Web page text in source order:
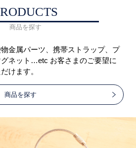
商品を探す
金属パーツ、携帯ストラップ、プ
ネット…etc お客さまのご要望に
けます。
商品を探す